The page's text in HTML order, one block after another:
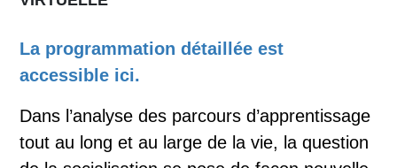
La programmation détaillée est
accessible ici.
Dans l’analyse des parcours d’apprentissage
tout au long et au large de la vie, la question